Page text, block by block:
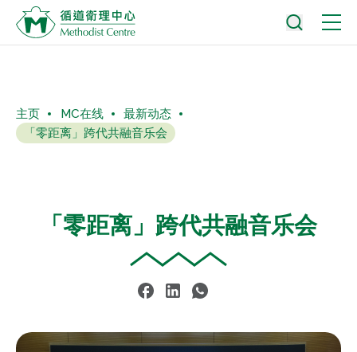
主页 MC在线
最新动态
「零距离」跨代共融音乐会
「零距离」跨代共融音乐会